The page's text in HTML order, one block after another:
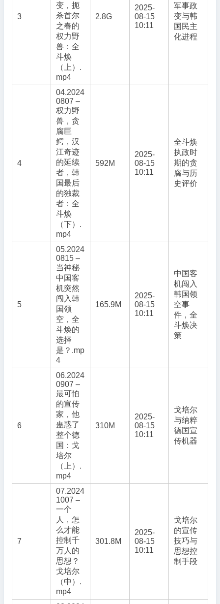
3
变，扼
杀首尔
之春的
权力野
兽：全
斗焕
（上）.
mp4
2.8G
2025-
08-15
10:11
军事政
变与韩
国民主
化进程
4
04.2024
0807 –
权力野
兽，贪
腐巨
鳄，汉
江奇迹
的延续
者，韩
国最后
的独裁
者：全
斗焕
（下）.
mp4
592M
2025-
08-15
10:11
全斗焕
执政时
期的贪
腐与历
史评价
5
05.2024
0815 –
当神秘
中国客
机突然
闯入韩
国领
空，全
斗焕的
选择
是？.mp
4
165.9M
2025-
08-15
10:11
中国客
机闯入
韩国领
空事
件，全
斗焕决
策
6
06.2024
0907 –
最可怕
的宣传
家，他
蛊惑了
整个德
国：戈
培尔
（上）.
mp4
310M
2025-
08-15
10:11
戈培尔
与纳粹
德国宣
传机器
7
07.2024
1007 –
一个
人，怎
么才能
控制千
万人的
思想？
戈培尔
（中）.
mp4
301.8M
2025-
08-15
10:11
戈培尔
的宣传
技巧与
思想控
制手段